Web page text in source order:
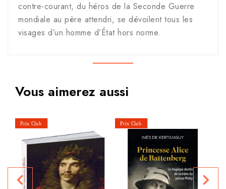
contre-courant, du héros de la Seconde Guerre
mondiale au père attendri, se dévoilent tous les
visages d’un homme d’État hors norme.
Vous aimerez aussi
navigate_before navigate_next